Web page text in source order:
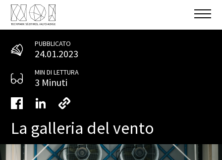
PUBBLICATO
24.01.2023
MIN DI LETTURA
3 Minuti
La galleria del vento